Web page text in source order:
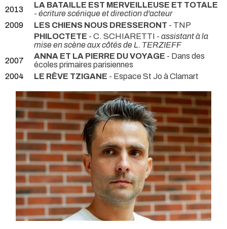
2013
LA BATAILLE EST MERVEILLEUSE ET TOTALE
- écriture scénique et direction d'acteur
2009
LES CHIENS NOUS DRESSERONT - TNP
PHILOCTETE - C. SCHIARETTI - assistant à la
mise en scène aux côtés de L. TERZIEFF
2007
ANNA ET LA PIERRE DU VOYAGE - Dans des
écoles primaires parisiennes
2004
LE RÊVE TZIGANE - Espace St Jo à Clamart